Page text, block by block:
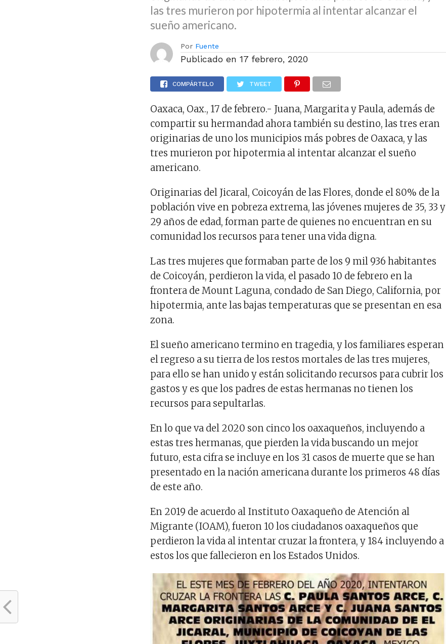
las tres murieron por hipotermia al intentar alcanzar el
sueño americano.
Por Fuente
Publicado en 17 febrero, 2020
COMPÁRTELO TWEET
Oaxaca, Oax., 17 de febrero.- Juana, Margarita y Paula, además de
compartir su hermandad ahora también su destino, las tres eran
originarias de uno los municipios más pobres de Oaxaca, y las
tres murieron por hipotermia al intentar alcanzar el sueño
americano.
Originarias del Jicaral, Coicoyán de las Flores, donde el 80% de la
población vive en pobreza extrema, las jóvenes mujeres de 35, 33 y
29 años de edad, forman parte de quienes no encuentran en su
comunidad los recursos para tener una vida digna.
Las tres mujeres que formaban parte de los 9 mil 936 habitantes
de Coicoyán, perdieron la vida, el pasado 10 de febrero en la
frontera de Mount Laguna, condado de San Diego, California, por
hipotermia, ante las bajas temperaturas que se presentan en esa
zona.
El sueño americano termino en tragedia, y los familiares esperan
el regreso a su tierra de los restos mortales de las tres mujeres,
para ello se han unido y están solicitando recursos para cubrir los
gastos y es que los padres de estas hermanas no tienen los
recursos para sepultarlas.
En lo que va del 2020 son cinco los oaxaqueños, incluyendo a
estas tres hermanas, que pierden la vida buscando un mejor
futuro, esta cifra se incluye en los 31 casos de muerte que se han
presentado en la nación americana durante los primeros 48 días
de este año.
En 2019 de acuerdo al Instituto Oaxaqueño de Atención al
Migrante (IOAM), fueron 10 los ciudadanos oaxaqueños que
perdieron la vida al intentar cruzar la frontera, y 184 incluyendo a
estos los que fallecieron en los Estados Unidos.